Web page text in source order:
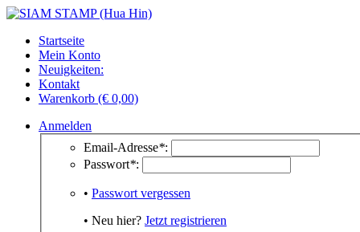
Startseite
Mein Konto
Neuigkeiten:
Kontakt
Warenkorb (€ 0,00)
Anmelden
Email-Adresse*:
Passwort*:
• Passwort vergessen
• Neu hier? Jetzt registrieren